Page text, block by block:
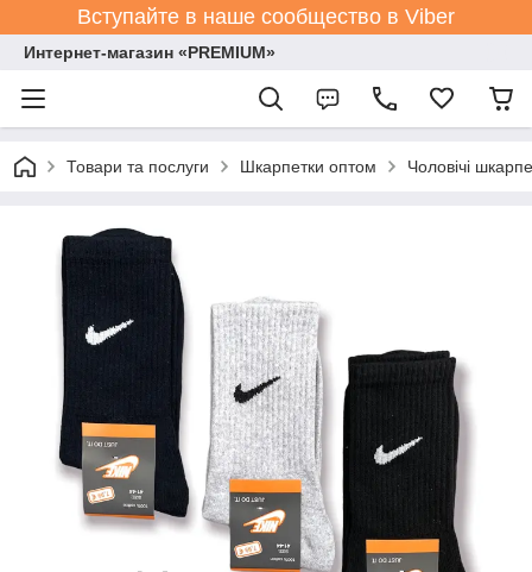
Вступайте в наше сообщество в Viber
Интернет-магазин «PREMIUM»
Товари та послуги Шкарпетки оптом Чоловічі